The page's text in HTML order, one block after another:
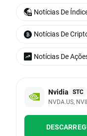
Nvidia STC
NVDA.US,
Notícias De
Notícias De
Notícias De